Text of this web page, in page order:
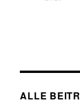
ALLE